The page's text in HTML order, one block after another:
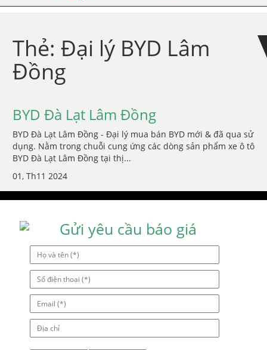
Thẻ: Đại lý BYD Lâm
Đồng
BYD Đà Lạt Lâm Đồng
BYD Đà Lạt Lâm Đồng - Đại lý mua bán BYD mới & đã qua sử
dụng. Nằm trong chuỗi cung ứng các dòng sản phẩm xe ô tô
BYD Đà Lạt Lâm Đồng tại thị...
01, Th11 2024
Gửi yêu cầu báo giá